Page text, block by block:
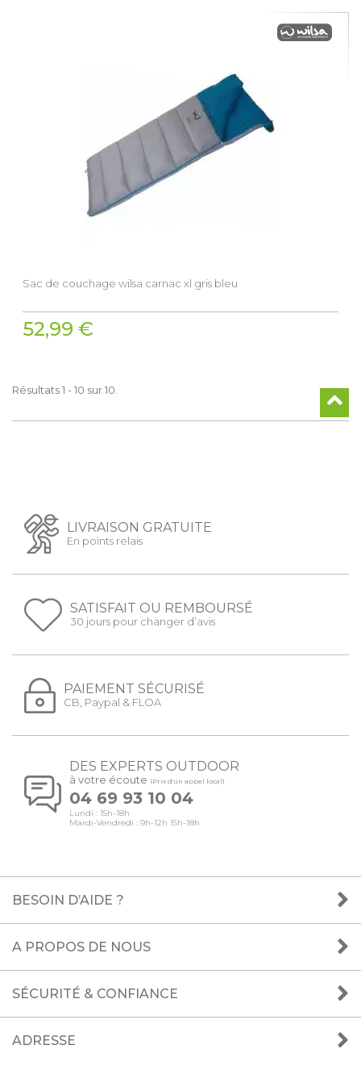
Sac de couchage wilsa carnac xl gris bleu
52,99 €
Résultats 1 - 10 sur 10.
LIVRAISON GRATUITE
En points relais
SATISFAIT OU REMBOURSÉ
30 jours pour changer d’avis
PAIEMENT SÉCURISÉ
CB, Paypal & FLOA
DES EXPERTS OUTDOOR
à votre écoute (Prix d'un appel local)
04 69 93 10 04
Lundi : 15h-18h
Mardi-Vendredi : 9h-12h 15h-18h
BESOIN D’AIDE ?
A PROPOS DE NOUS
SÉCURITÉ & CONFIANCE
ADRESSE